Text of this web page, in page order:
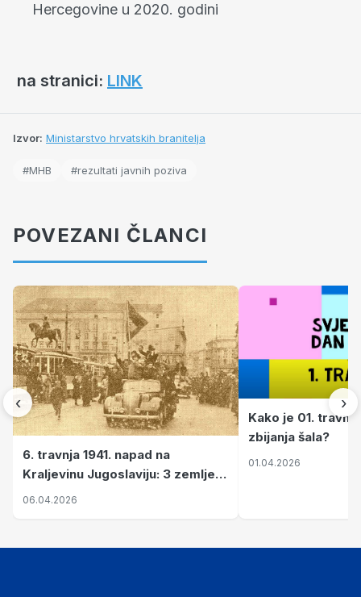
Hercegovine u 2020. godini
na stranici: LINK
Izvor: Ministarstvo hrvatskih branitelja
#MHB #rezultati javnih poziva
POVEZANI ČLANCI
‹
6. travnja 1941. napad na
Kraljevinu Jugoslaviju: 3 zemlje
nastale njenim raspadom
06.04.2026
Kako je 01.
zbijanja šala?
01.04.2026
›